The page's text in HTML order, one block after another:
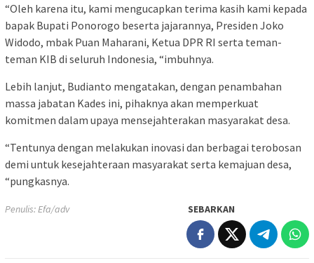
“Oleh karena itu, kami mengucapkan terima kasih kami kepada
bapak Bupati Ponorogo beserta jajarannya, Presiden Joko
Widodo, mbak Puan Maharani, Ketua DPR RI serta teman-
teman KIB di seluruh Indonesia, “imbuhnya.
Lebih lanjut, Budianto mengatakan, dengan penambahan
massa jabatan Kades ini, pihaknya akan memperkuat
komitmen dalam upaya mensejahterakan masyarakat desa.
“Tentunya dengan melakukan inovasi dan berbagai terobosan
demi untuk kesejahteraan masyarakat serta kemajuan desa,
“pungkasnya.
Penulis: Efa/adv SEBARKAN